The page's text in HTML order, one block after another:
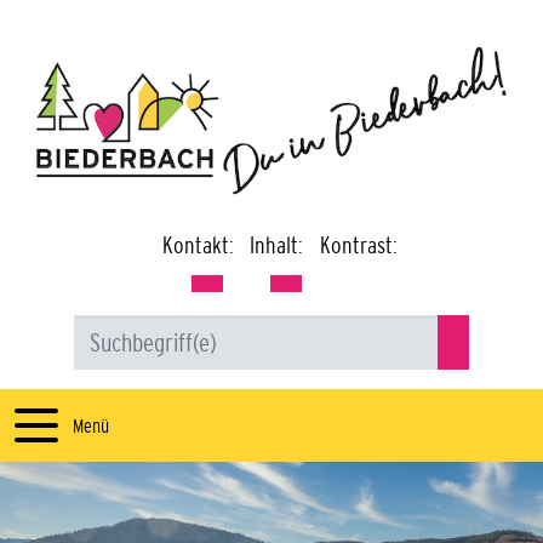
Kontakt: Inhalt: Kontrast:
Menü